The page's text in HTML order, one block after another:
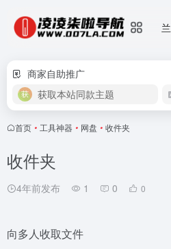
商家自助推广
获取本站同款主题
首页 • 工具神器 • 网盘 • 收件夹
收件夹
4年前发布 1 0 0
向多人收取文件